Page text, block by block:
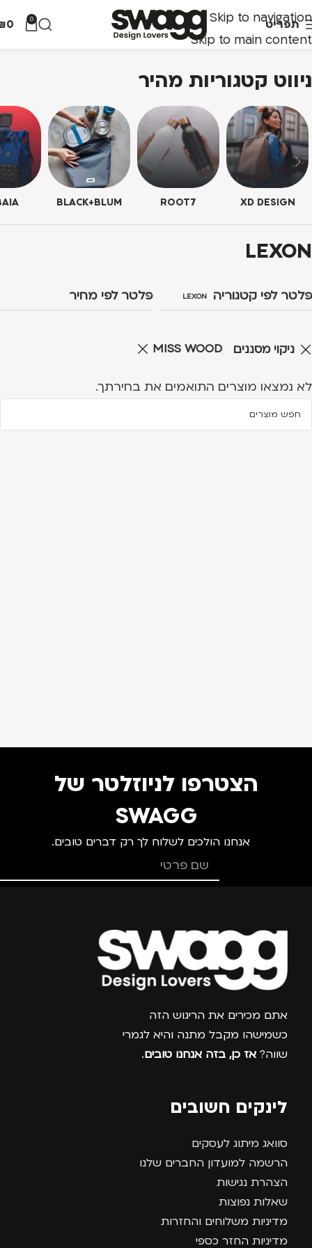
Skip to navigation
Skip to main content
תפריט 0
0
ניווט קטגוריות מהיר
XD DESIGN
ROOT7
BLACK+BLUM
LEXON
פלטר לפי קטגוריה LEXON פלטר לפי מחיר
ניקוי מסננים MISS WOOD
לא נמצאו מוצרים התואמים את בחירתך.
הצטרפו לניוזלטר של
SWAGG
אנחנו הולכים לשלוח לך רק דברים טובים.
צרפו אותי למועדון
אתם מכירים את הריגוש הזה
כשמישהו מקבל מתנה והיא לגמרי
שווה? אז כן, בזה אנחנו טובים.
לינקים חשובים
סוואג מיתוג לעסקים
הרשמה למועדון החברים שלנו
הצהרת נגישות
שאלות נפוצות
מדיניות משלוחים והחזרות
מדיניות החזר כספי